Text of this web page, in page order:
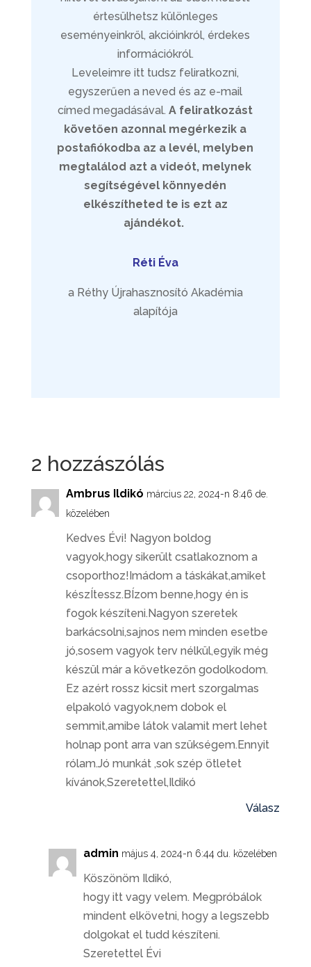
értesülhetsz különleges
eseményeinkről, akcióinkról, érdekes
információkról.
Leveleimre itt tudsz feliratkozni,
egyszerűen a neved és az e-mail
címed megadásával. A feliratkozást
követően azonnal megérkezik a
postafiókodba az a levél, melyben
megtalálod azt a videót, melynek
segítségével könnyedén
elkészítheted te is ezt az
ajándékot.
Réti Éva
a Réthy Újrahasznosító Akadémia
alapítója
2 hozzászólás
Ambrus Ildikó március 22, 2024-n 8:46 de.
közelében
Kedves Évi! Nagyon boldog
vagyok,hogy sikerült csatlakoznom a
csoporthoz!Imádom a táskákat,amiket
készÍtessz.BÍzom benne,hogy én is
fogok készíteni.Nagyon szeretek
barkácsolni,sajnos nem minden esetbe
jó,sosem vagyok terv nélkül,egyik még
készül már a kővetkezőn godolkodom.
Ez azért rossz kicsit mert szorgalmas
elpakoló vagyok,nem dobok el
semmit,amibe látok valamit mert lehet
holnap pont arra van szükségem.Ennyit
rólam.Jó munkát ,sok szép ötletet
kívánok,Szeretettel,Ildikó
Válasz
admin május 4, 2024-n 6:44 du. közelében
Köszönöm Ildikó,
hogy itt vagy velem. Megpróbálok
mindent elkövetni, hogy a legszebb
dolgokat el tudd készíteni.
Szeretettel Évi